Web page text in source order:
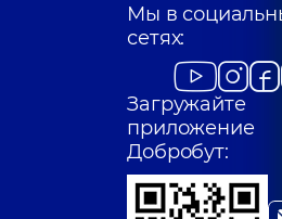
Мы в
сетях:
Загружайте
приложение
Добробут: